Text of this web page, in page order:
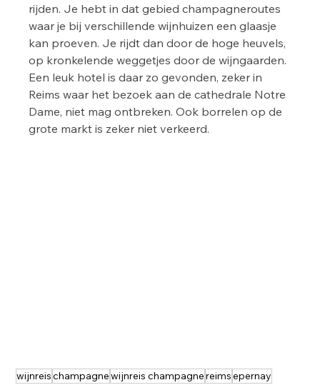
rijden. Je hebt in dat gebied champagneroutes
waar je bij verschillende wijnhuizen een glaasje
kan proeven. Je rijdt dan door de hoge heuvels,
op kronkelende weggetjes door de wijngaarden.
Een leuk hotel is daar zo gevonden, zeker in
Reims waar het bezoek aan de cathedrale Notre
Dame, niet mag ontbreken. Ook borrelen op de
grote markt is zeker niet verkeerd.
wijnreischampagnewijnreis champagnereimsepernay